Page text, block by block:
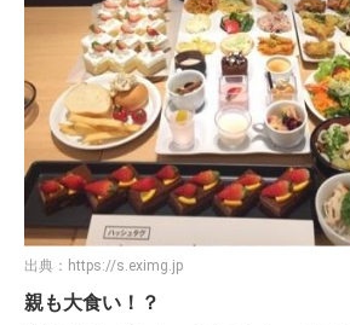
出典： https://s.eximg.jp
親も大食い！？